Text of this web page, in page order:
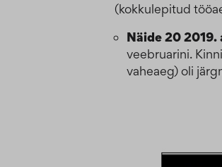
(kokkulepitud
Näide 20 2019.
veebruarini.
vaheaeg) oli